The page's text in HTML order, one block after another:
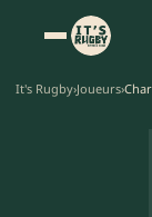
It's Rugby›Joueurs›